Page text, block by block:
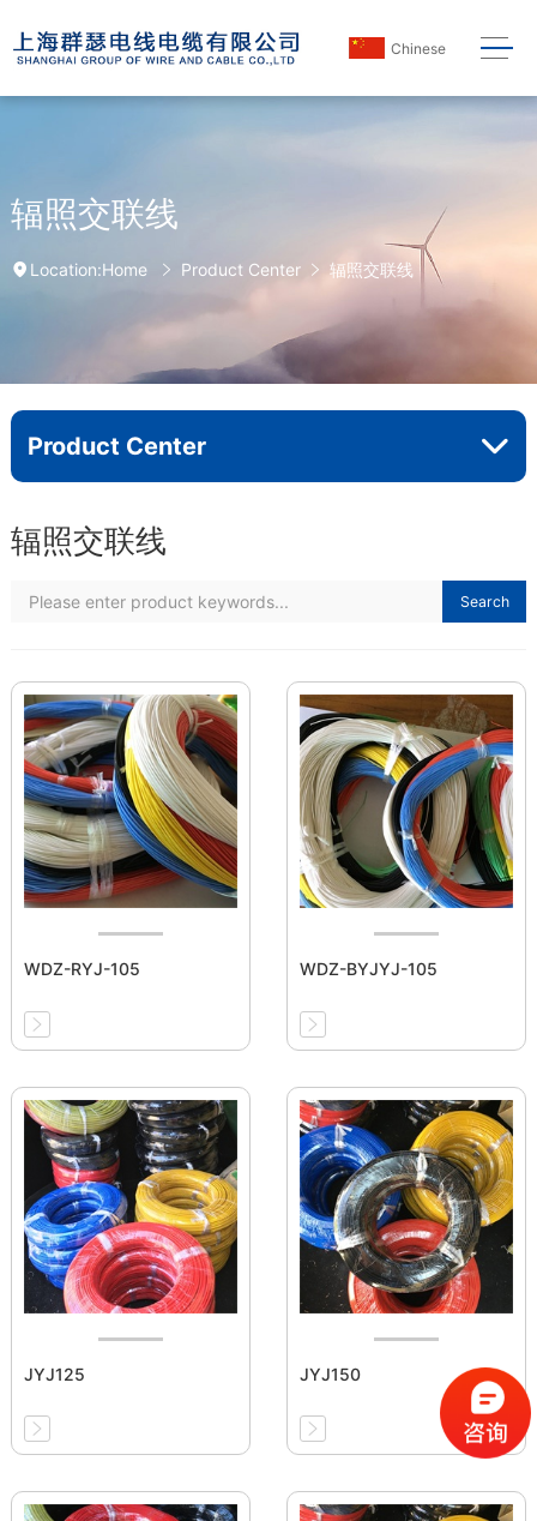
Chinese
辐照交联线
Location:Home Product Center 辐照交联线
Product Center
辐照交联线
Search
WDZ-RYJ-105 WDZ-BYJYJ-105
JYJ125 JYJ150